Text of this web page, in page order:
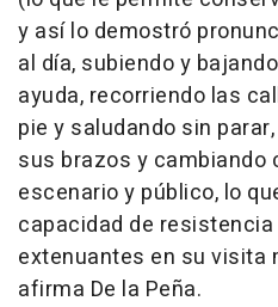
y así lo demostró
al día, subiendo y
ayuda, recorriendo las
pie y saludando sin
sus brazos y cambiando
escenario y público, lo
capacidad de
extenuantes en su visita
afirma De la Peña.